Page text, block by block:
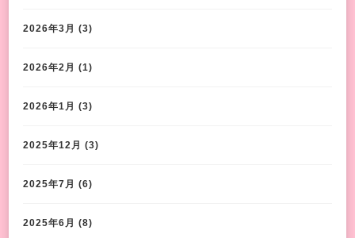
2026年3月 (3)
2026年2月 (1)
2026年1月 (3)
2025年12月 (3)
2025年7月 (6)
2025年6月 (8)